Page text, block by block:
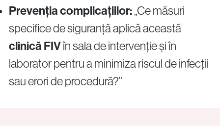
Prevenția complicațiilor:„Ce măsuri
specifice de siguranță aplică această
clinică FIVîn sala de intervenție și în
laborator pentru a minimiza riscul de infecții
sau erori de procedură?”